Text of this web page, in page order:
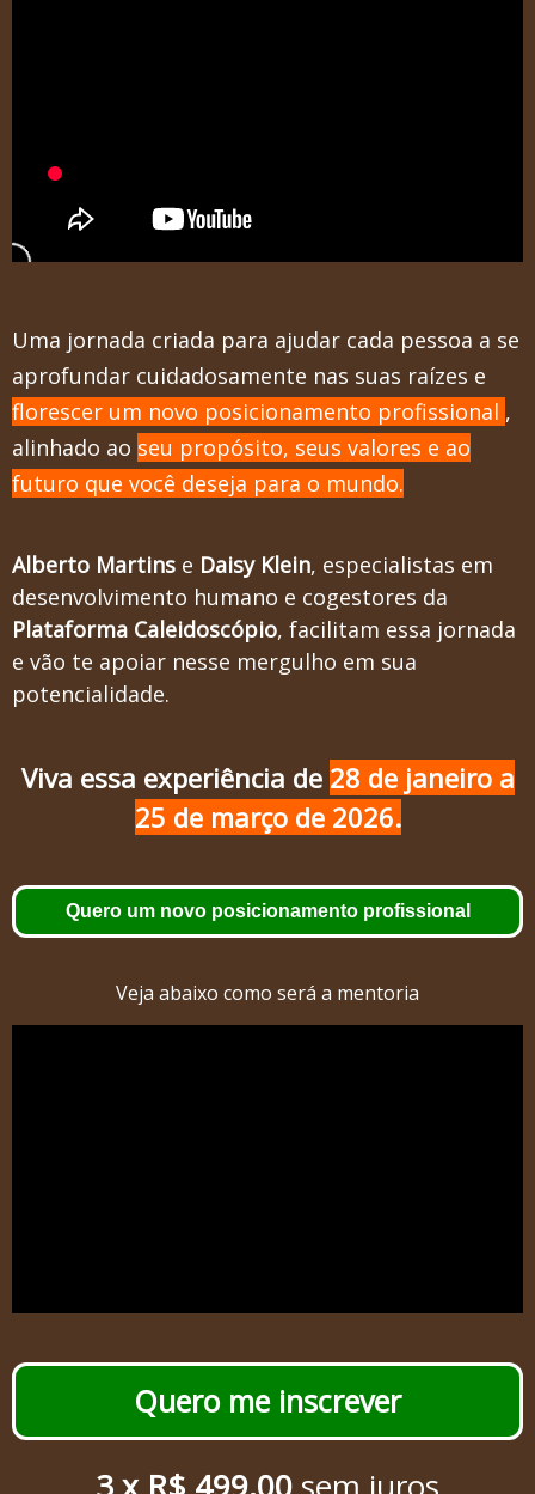
Uma jornada criada para ajudar cada pessoa a se
aprofundar cuidadosamente nas suas raíze s e
florescer um novo posicionamento profissional ,
alinhado ao seu propósito, seus valores e ao
futuro que você deseja para o mundo.
Alberto Martins e Daisy Klein, especialistas em
desenvolvimento humano e cogestores da
Plataforma Caleidoscópio, facilitam essa jornada
e vão te apoiar nesse mergulho em sua
potencialidade.
Viva essa experiência de 28 de janeiro a
25 de março de 2026.
Quero um novo posicionamento profissional
Veja abaixo como será a mentoria
Quero me inscrever
3 x R$ 499,00 sem juros